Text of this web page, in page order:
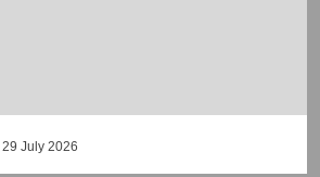
29 July 2026